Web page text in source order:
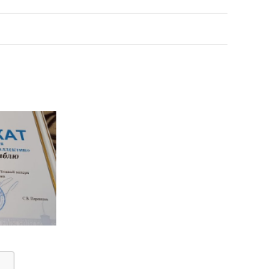
ХРАМЫ И МОНАСТЫРИ
МАТЕРИАЛЫ